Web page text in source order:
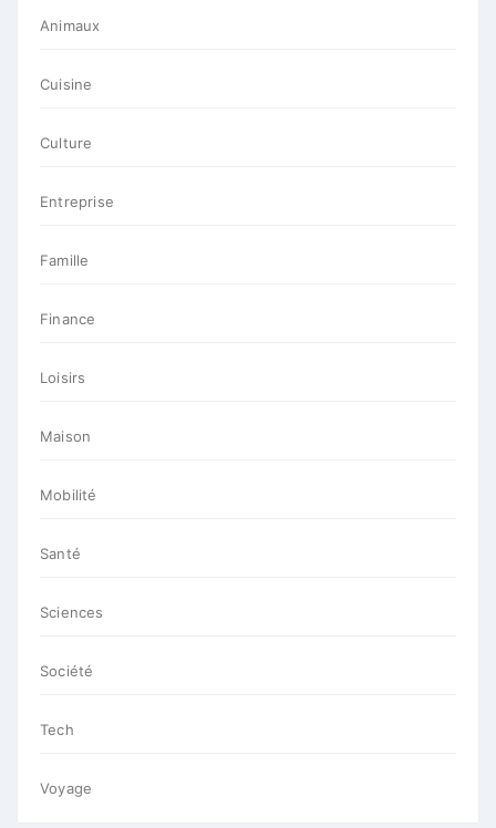
Animaux
Cuisine
Culture
Entreprise
Famille
Finance
Loisirs
Maison
Mobilité
Santé
Sciences
Société
Tech
Voyage